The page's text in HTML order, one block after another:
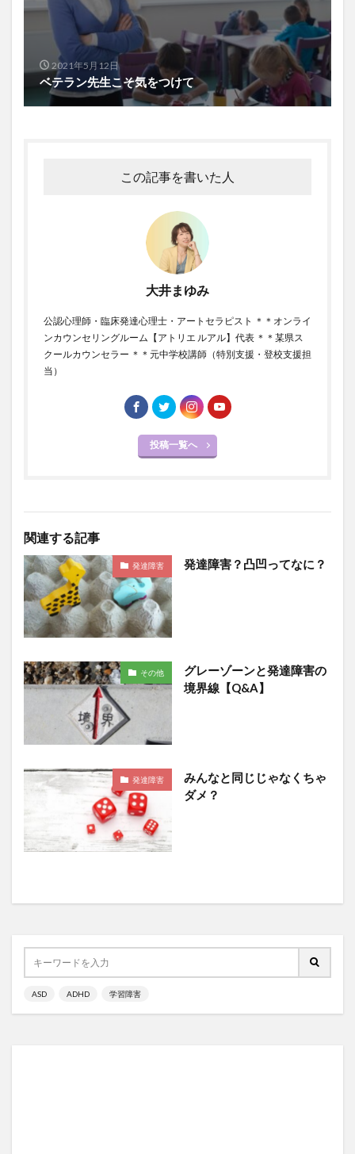
2021年5月12日
ベテラン先生こそ気をつけて
この記事を書いた人
大井まゆみ
公認心理師・臨床発達心理士・アートセラピスト ＊＊オンライ
ンカウンセリングルーム【アトリエ ルアル】代表 ＊＊某県ス
クールカウンセラー ＊＊元中学校講師（特別支援・登校支援担
当）
投稿一覧へ
関連する記事
発達障害 発達障害？凸凹ってなに？
その他
グレーゾーンと発達障害の
境界線【Q&A】
発達障害
みんなと同じじゃなくちゃ
ダメ？
ASD ADHD 学習障害